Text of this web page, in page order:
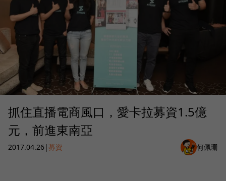
抓住直播電商風口，愛卡拉募資1.5億
元，前進東南亞
2017.04.26|募資 何佩珊